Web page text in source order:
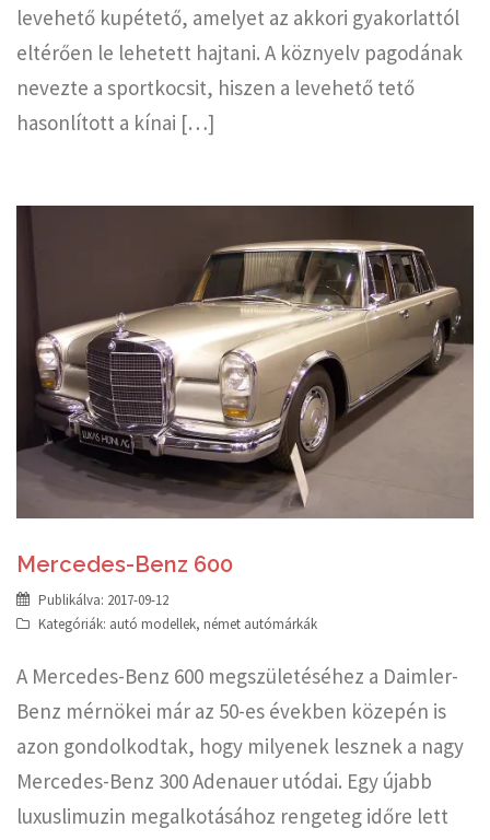
levehető kupétető, amelyet az akkori gyakorlattól
eltérően le lehetett hajtani. A köznyelv pagodának
nevezte a sportkocsit, hiszen a levehető tető
hasonlított a kínai […]
Mercedes-Benz 600
Publikálva: 2017-09-12
Kategóriák: autó modellek, német autómárkák
A Mercedes-Benz 600 megszületéséhez a Daimler-
Benz mérnökei már az 50-es években közepén is
azon gondolkodtak, hogy milyenek lesznek a nagy
Mercedes-Benz 300 Adenauer utódai. Egy újabb
luxuslimuzin megalkotásához rengeteg időre lett